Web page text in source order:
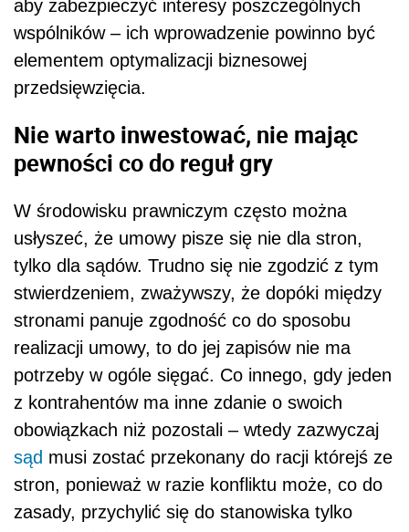
aby zabezpieczyć interesy poszczególnych
wspólników – ich wprowadzenie powinno być
elementem optymalizacji biznesowej
przedsięwzięcia.
Nie warto inwestować, nie mając
pewności co do reguł gry
W środowisku prawniczym często można
usłyszeć, że umowy pisze się nie dla stron,
tylko dla sądów. Trudno się nie zgodzić z tym
stwierdzeniem, zważywszy, że dopóki między
stronami panuje zgodność co do sposobu
realizacji umowy, to do jej zapisów nie ma
potrzeby w ogóle sięgać. Co innego, gdy jeden
z kontrahentów ma inne zdanie o swoich
obowiązkach niż pozostali – wtedy zazwyczaj
sąd musi zostać przekonany do racji którejś ze
stron, ponieważ w razie konfliktu może, co do
zasady, przychylić się do stanowiska tylko